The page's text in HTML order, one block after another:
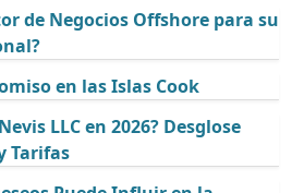
de Negocios Offshore para su
en las Islas Cook
LLC en 2026? Desglose
Tarifas